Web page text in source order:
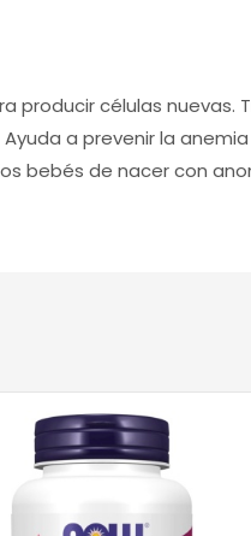
producir células
a prevenir la
bebés de nacer con